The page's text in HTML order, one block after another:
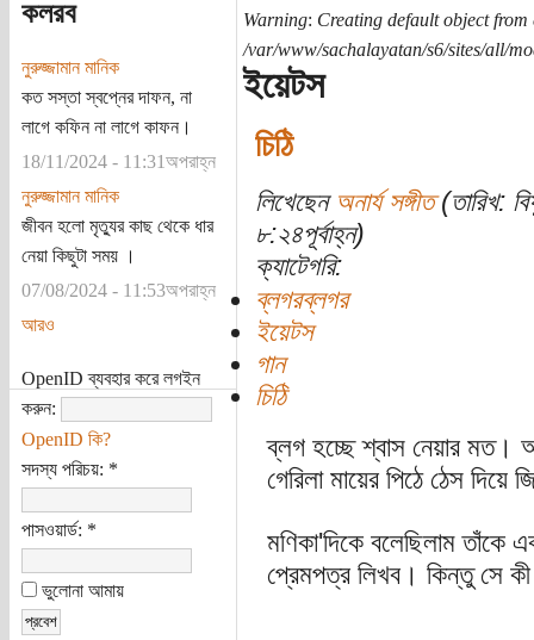
কলরব
নুরুজ্জামান মানিক
কত সস্তা স্বপ্নের দাফন, না
লাগে কফিন না লাগে কাফন।
18/11/2024 - 11:31অপরাহ্ন
নুরুজ্জামান মানিক
জীবন হলো মৃত্যুর কাছ থেকে ধার
নেয়া কিছুটা সময় ।
07/08/2024 - 11:53অপরাহ্ন
আরও
OpenID ব্যবহার করে লগইন
করুন:
OpenID কি?
সদস্য পরিচয়: *
পাসওয়ার্ড: *
ভুলোনা আমায়
Warning: Creating default object from
/var/www/sachalayatan/s6/sites/all/
ইয়েটস
চিঠি
লিখেছেন অনার্য সঙ্গীত(তারিখ:
৮:২৪পূর্বাহ্ন)
ক্যাটেগরি:
ব্লগরব্লগর
ইয়েটস
গান
চিঠি
ব্লগ হচ্ছে শ্বাস নেয়ার মত।
গেরিলা মায়ের পিঠে ঠেস দিয়ে
মণিকা'দিকে বলেছিলাম তাঁকে
প্রেমপত্র লিখব। কিন্তু সে